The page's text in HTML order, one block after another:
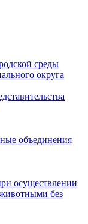
среды
округа
объединения
осуществлении
без